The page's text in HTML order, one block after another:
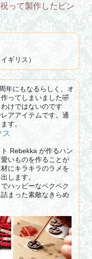
って製作したピン
ギリス）
年にもなるらしく、オ
ってしまいました🤣
けではないのです
アアイテムです。通
す。
ス
Rebekka が作るハン
いものを作ることが
にキラキラのラメを
します。
ハッピーなベクベク
まった素敵なきらめ